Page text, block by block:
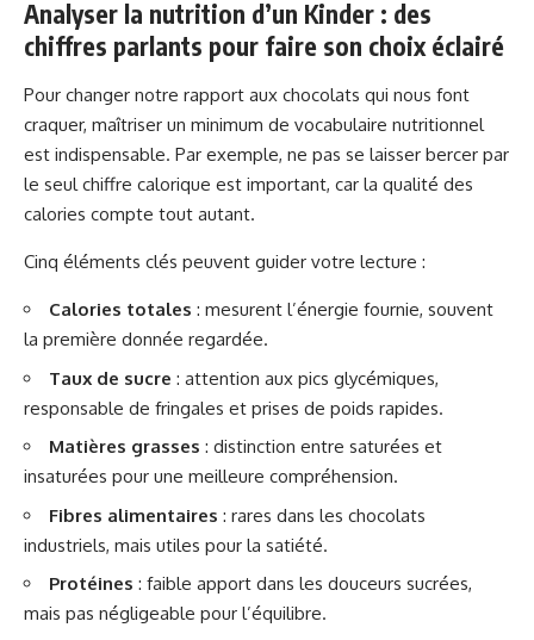
Analyser la nutrition d’un Kinder : des
chiffres parlants pour faire son choix éclairé
Pour changer notre rapport aux chocolats qui nous font
craquer, maîtriser un minimum de vocabulaire nutritionnel
est indispensable. Par exemple, ne pas se laisser bercer par
le seul chiffre calorique est important, car la qualité des
calories compte tout autant.
Cinq éléments clés peuvent guider votre lecture :
Calories totales : mesurent l’énergie fournie, souvent
la première donnée regardée.
Taux de sucre : attention aux pics glycémiques,
responsable de fringales et prises de poids rapides.
Matières grasses : distinction entre saturées et
insaturées pour une meilleure compréhension.
Fibres alimentaires : rares dans les chocolats
industriels, mais utiles pour la satiété.
Protéines : faible apport dans les douceurs sucrées,
mais pas négligeable pour l’équilibre.